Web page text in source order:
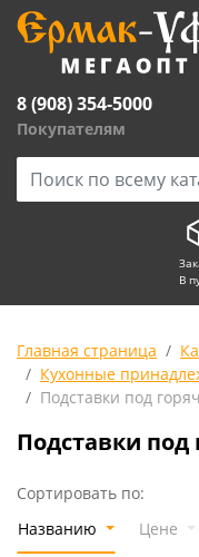
8 (908) 354-5000
Покупателям
В
Главная страница
Кухонные
Подставки под
Подставки под
Сортировать по:
Названию
Цене